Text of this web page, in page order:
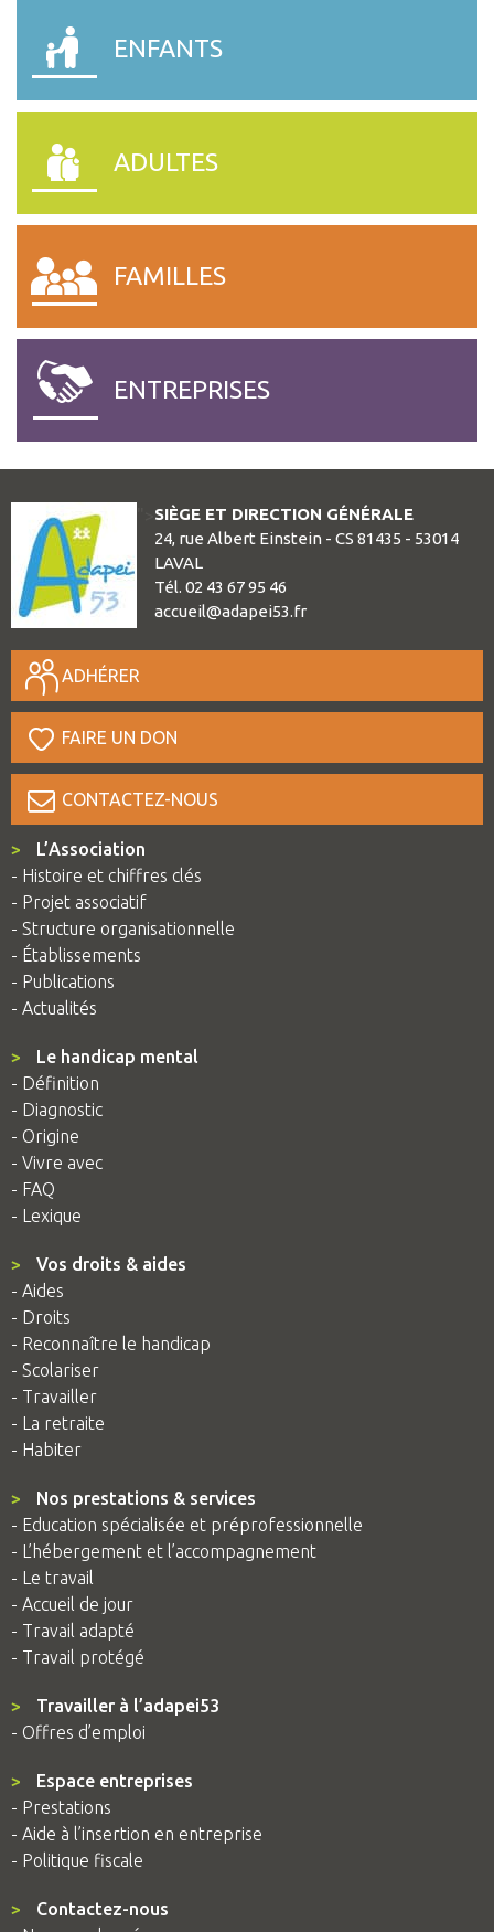
ENFANTS
ADULTES
FAMILLES
ENTREPRISES
SIÈGE ET DIRECTION GÉNÉRALE
24, rue Albert Einstein - CS 81435 - 53014
LAVAL
Tél. 02 43 67 95 46
accueil@adapei53.fr
ADHÉRER
FAIRE UN DON
CONTACTEZ-NOUS
>
L’Association
- Histoire et chiffres clés
- Projet associatif
- Structure organisationnelle
- Établissements
- Publications
- Actualités
>
Le handicap mental
- Définition
- Diagnostic
- Origine
- Vivre avec
- FAQ
- Lexique
>
Vos droits & aides
- Aides
- Droits
- Reconnaître le handicap
- Scolariser
- Travailler
- La retraite
- Habiter
>
Nos prestations & services
- Education spécialisée et préprofessionnelle
- L’hébergement et l’accompagnement
- Le travail
- Accueil de jour
- Travail adapté
- Travail protégé
>
Travailler à l’adapei53
- Offres d’emploi
>
Espace entreprises
- Prestations
- Aide à l’insertion en entreprise
- Politique fiscale
>
Contactez-nous